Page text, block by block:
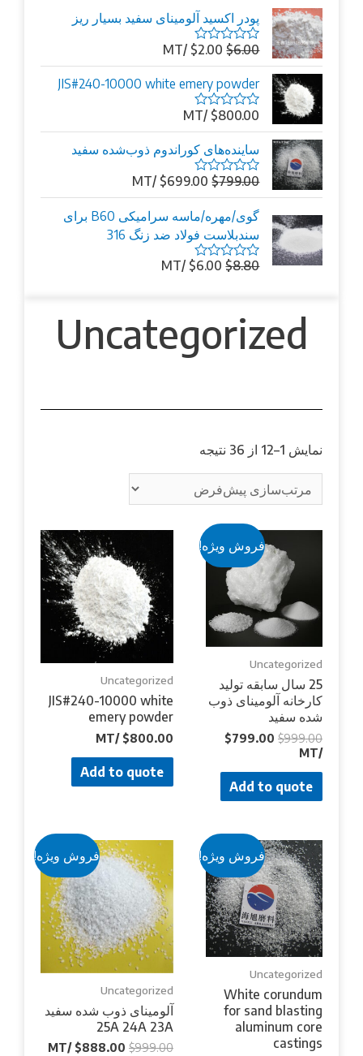
پودر اکسید آلومینای سفید بسیار ریز
امتیاز
0
از
5
$6.00
$ 2.00
/MT
JIS#240-10000 white emery powder
امتیاز
0
از
5
$800.00
/MT
ساینده‌های کوراندوم ذوب‌شده سفید
امتیاز
0
5
$799.00
$699.00
/MT
گوی/مهره/ماسه سرامیکی B60 برای
سندبلاست فولاد ضد زنگ 316
امتیاز$8.80
$6.00
/MT
Uncategorized
نمایش 1–12 از 36 نتیجه
فروش ویژه!
Uncategorized
25 سال سابقه تولید
کارخانه آلومینای ذوب
شده سفید
$999.00
$799.00
Add to quote
Uncategorized
JIS#240-10000 white
emery powder
$800.00
/MT
Add to quote
فروش ویژه!
Uncategorized
White corundum
for sand blasting
aluminum core
castings
فروش ویژه!
Uncategorized
آلومینای ذوب شده سفید
25A 24A 23A
$999.00
$888.00
/MT